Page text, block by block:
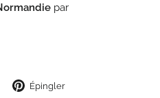
par
PartagerÉpingler